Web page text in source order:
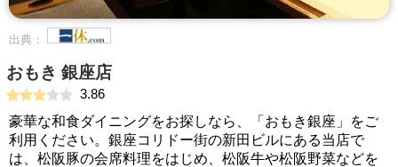
出典：
おもき 銀座店
3.86
豪華な和食ダイニングをお探しなら、「おもき銀座」をご
利用ください。銀座コリドー街の新田ビルにある当店で
は、松阪豚の会席料理をはじめ、松阪牛や松阪野菜などを